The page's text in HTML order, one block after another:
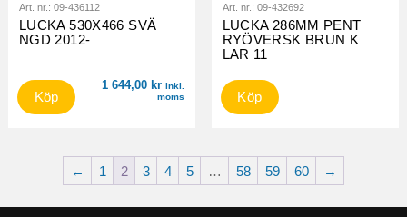
Art. nr.: 09-436112
LUCKA 530X466 SVÄ
NGD 2012-
1 644,00 kr inkl.
moms
Köp
Art. nr.: 09-432692
LUCKA 286MM PENT
RYÖVERSK BRUN K
LAR 11
Köp
← 1 2 3 4 5 … 58 59 60 →